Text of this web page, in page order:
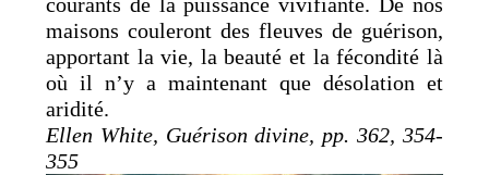
maisons couleront des fleuves de guérison,
apportant la vie, la beauté et la fécondité là
où il n’y a maintenant que désolation et
aridité.
Ellen White, Guérison divine, pp. 362, 354-
355